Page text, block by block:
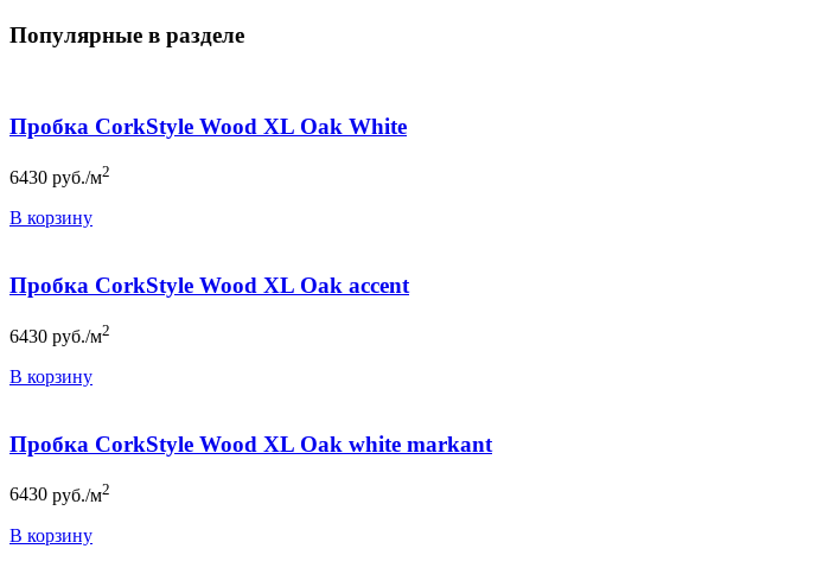
Популярные в разделе
Пробка CorkStyle Wood XL Oak White
6430 руб./м2
В корзину
Пробка CorkStyle Wood XL Oak accent
6430 руб./м2
В корзину
Пробка CorkStyle Wood XL Oak white markant
6430 руб./м2
В корзину